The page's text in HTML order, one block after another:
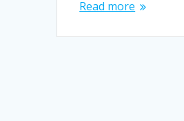
Read more